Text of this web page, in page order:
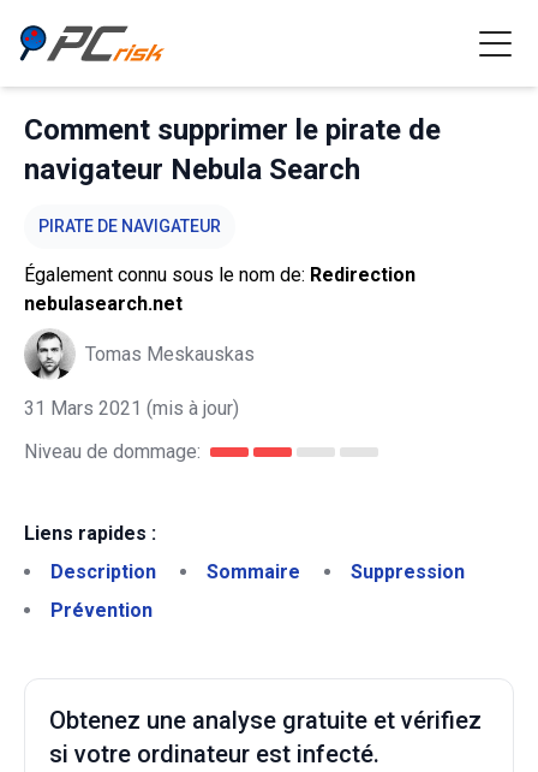
Comment supprimer le pirate de
navigateur Nebula Search
PIRATE DE NAVIGATEUR
Également connu sous le nom de: Redirection
nebulasearch.net
Tomas Meskauskas
31 Mars 2021 (mis à jour)
Niveau de dommage:
Liens rapides :
Description
Sommaire
Suppression
Prévention
Obtenez une analyse gratuite et vérifiez
si votre ordinateur est infecté.